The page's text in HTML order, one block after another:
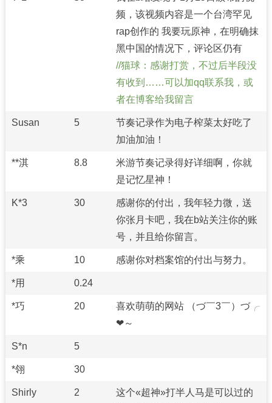
频，该视频内容是一个台湾罕见
rap创作的 我要玩原神，在明确抹
黑中国的情况下，评论区仍有
猫球：感谢打赏，不过后半段没
有收到……可以加qq联系我，或
者在博客给我留言
Susan 5
节奏记录作为电子榨菜太好吃了
加油加油！
**淇 8.8
米游节奏记录得好详细啊，你就
是记忆星神！
K*3 30
感谢你的付出，我年轻力微，送
你张月卡吧，我在b站关注你的账
号，并且给你留言。
*乘 10 感谢你对档案馆的付出与努力。
*用 0.24
*巧 20
喜欢萌萌的网站 （づ￣3￣）づ╭
❤～
S*n 5
*翎 30
Shirly 2
这个«超神»打半人马是可以过的